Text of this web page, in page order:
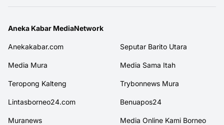
Aneka Kabar MediaNetwork
Anekakabar.com Seputar Barito Utara
Media Mura Media Sama Itah
Teropong Kalteng Trybonnews Mura
Lintasborneo24.com Benuapos24
Muranews Media Online Kami Borneo